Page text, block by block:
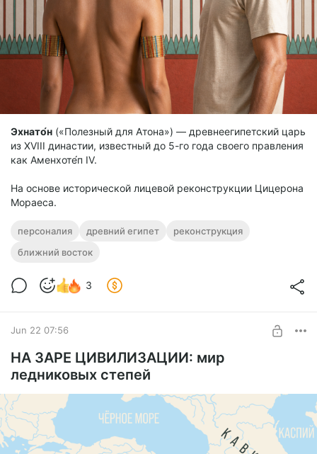
Эхнато́н («Полезный для Атона») — древнеегипетский царь
из XVIII династии, известный до 5-го года своего правления
как Аменхоте́п IV.
На основе исторической лицевой реконструкции Цицерона
Мораеса.
персоналия древний египет
реконструкция
ближний восток
3
Jun 22 07:56
НА ЗАРЕ ЦИВИЛИЗАЦИИ: мир
ледниковых степей